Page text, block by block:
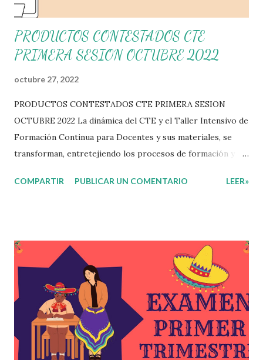
PRODUCTOS CONTESTADOS CTE
PRIMERA SESION OCTUBRE 2022
octubre 27, 2022
PRODUCTOS CONTESTADOS CTE PRIMERA SESION
OCTUBRE 2022 La dinámica del CTE y el Taller Intensivo de
Formación Continua para Docentes y sus materiales, se
transforman, entretejiendo los procesos de formación y de
una guía de trabajo a un documento orientador, el cual es
propone que el colectivo docente tome decisiones sobre
su organización, la gestión del tiempo acorde a las
necesidades de la escuela y las acciones que decidan
emprender para apropiarse y resignificar el Plan de
Estudio dentro y fuera de este espacio. En esta Primera
Sesión Ordinaria se les invita a que reflexionen y acuerden
posibles acciones a realizar colaborativamente en la escuela
COMPARTIR PUBLICAR UN COMENTARIO LEER»